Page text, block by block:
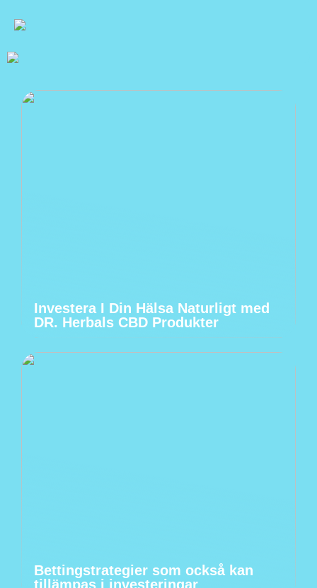
Investera I Din Hälsa Naturligt med
DR. Herbals CBD Produkter
Bettingstrategier som också kan
tillämpas i investeringar